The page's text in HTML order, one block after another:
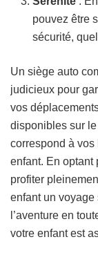
pouvez être
sécurité,
Un siège auto
judicieux pour
vos
disponibles sur
correspond à vos
enfant. En optant
profiter
enfant un voyage
l’aventure en
votre enfant est